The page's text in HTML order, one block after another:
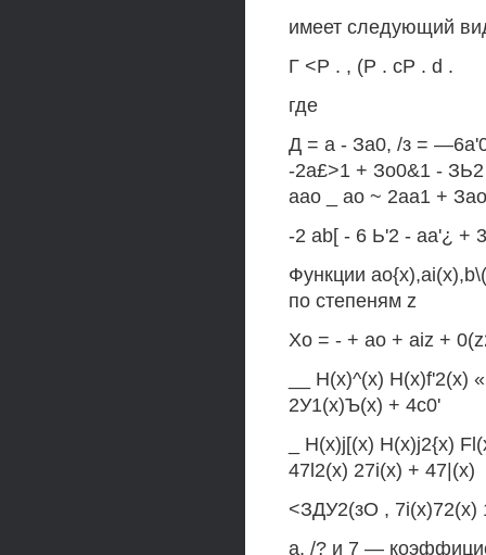
имеет следующий
Г <Р . , (Р . сР . d .
где
Д = а - За0, /з =
-2а£>1 + Зо0&1 -
аао _ ао ~ 2аа1 +
-2 ab[ - 6 Ь'2 - aa'¿ +
Функции
по степеням z
Xo = - + ao + aiz +
__ H(x)^(x) H(x)f'2(x)
2У1(х)Ъ(х) + 4c0'
_ H(x)j[(x) H(x)j2{x)
47l2(x) 27i(x) + 47|(x)
<ЗДУ2(зО , 7i(x)72(x)
a, /? и 7 —